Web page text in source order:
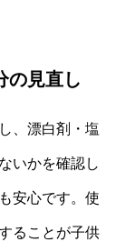
の見直し
、漂白剤・塩
いかを確認し
安心です。使
ることが子供